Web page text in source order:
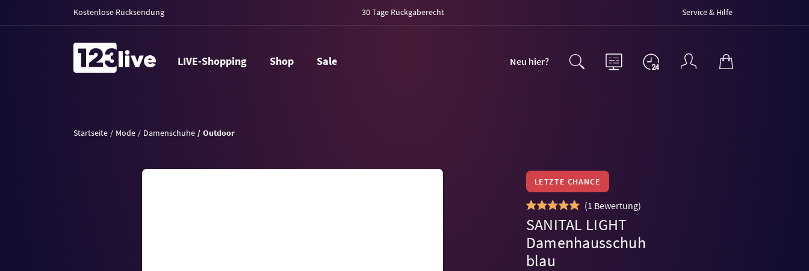
Kostenlose Rücksendung 30 Tage Rückgaberecht Service & Hilfe
LIVE-Shopping Shop Sale Neu hier?
Startseite Mode Damenschuhe Outdoor
LETZTE CHANCE
(1 Bewertung)
SANITAL LIGHT
Damenhausschuh
blau